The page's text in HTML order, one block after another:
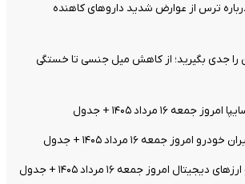
ترس از عوارض شدید داروهای کاهنده
جدی بگیرید؛ از کاهش میل جنسی تا خستگی
۱۶ مرداد ۱۴۰۵ + جدول
جمعه ۱۶ مرداد ۱۴۰۵ + جدول
امروز جمعه ۱۶ مرداد ۱۴۰۵ + جدول